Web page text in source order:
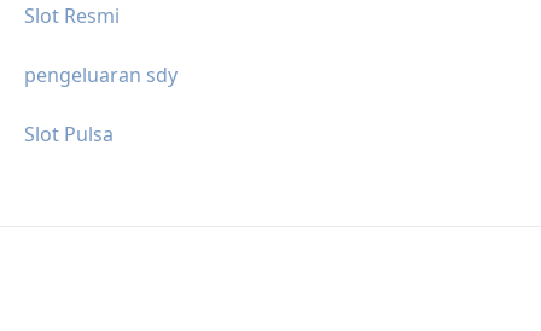
Slot Resmi
pengeluaran sdy
Slot Pulsa